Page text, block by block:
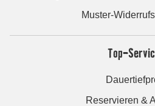
Muster-
Top-
Reservieren &